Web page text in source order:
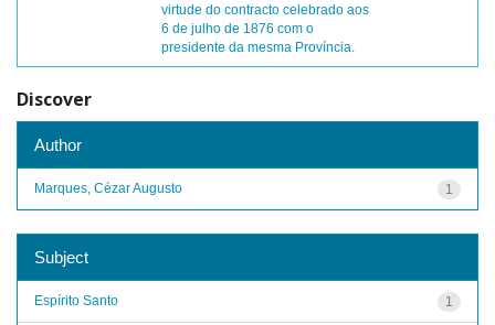
virtude do contracto celebrado aos
6 de julho de 1876 com o
presidente da mesma Província.
Discover
Author
1
Marques, Cézar Augusto
Subject
1
Espírito Santo